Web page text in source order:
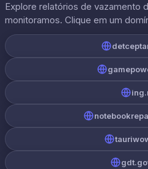
Explore relatórios de vazamento
monitoramos. Clique em um